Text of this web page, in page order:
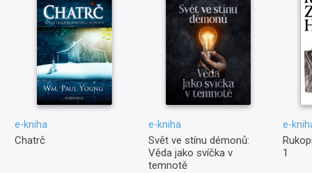
e-kniha
Chatrč
e-kniha
Svět ve stínu démonů:
Věda jako svíčka v
temnotě
e-
1